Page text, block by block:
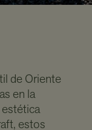
de Oriente
en la
estética
estos